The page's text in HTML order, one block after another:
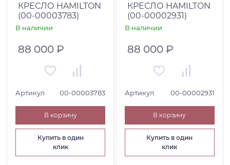
КРЕСЛО HAMILTON
(00-00003783)
В наличии
88 000 ₽
Артикул 00-00003783
В корзину
Купить в один
клик
КРЕСЛО HAMILTON
(00-00002931)
В наличии
88 000 ₽
Артикул 00-00002931
В корзину
Купить в один
клик